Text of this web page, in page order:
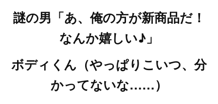
謎の男「あ、俺の方が新商品だ！
なんか嬉しい♪」
ボディくん（やっぱりこいつ、分
かってないな……）